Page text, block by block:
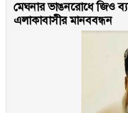
মেঘনার ভাঙনরোধে জিও
এলাকাবাসীর মানববন্ধন